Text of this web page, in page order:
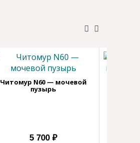
Читомур N60 — мочевой
пузырь
5 700 ₽